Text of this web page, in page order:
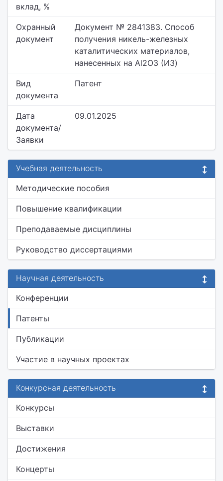
вклад, %
Охранный
документ
Документ № 2841383. Способ
получения никель-железных
каталитических материалов,
нанесенных на Al2O3 (ИЗ)
Вид
документа
Патент
Дата
документа/
Заявки
09.01.2025
Учебная деятельность
Методические пособия
Повышение квалификации
Преподаваемые дисциплины
Руководство диссертациями
Научная деятельность
Конференции
Патенты
Публикации
Участие в научных проектах
Конкурсная деятельность
Конкурсы
Выставки
Достижения
Концерты